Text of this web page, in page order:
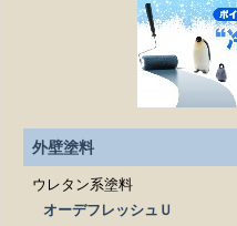
施工は下請け業者に依
見積もりを依頼する際、
外壁塗料
ウレタン系塗料
オーデフレッシュＵ